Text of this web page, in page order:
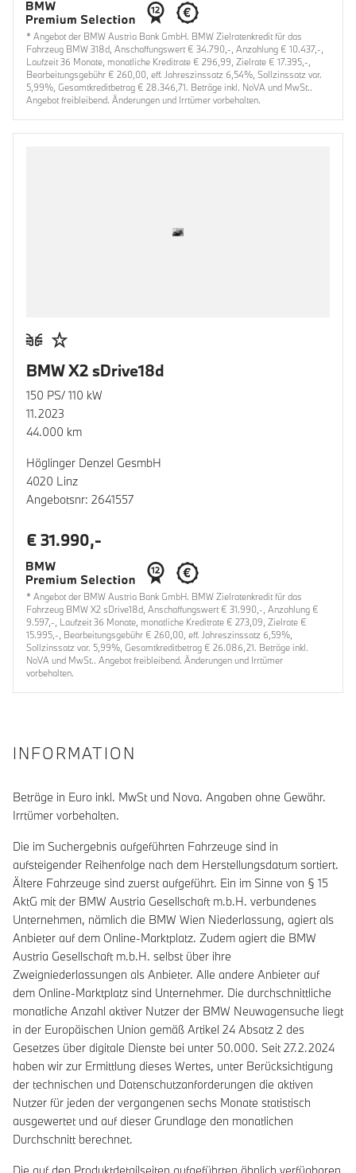
* Angebot der BMW Austria Bank GmbH. BMW Zielratenkredit für das
Fahrzeug BMW 318d, Anschaffungswert € 34.790,-, Anzahlung € 10.437,-,
Laufzeit 36 Monate, monatliche Kreditrate € 296,99, Zielrate € 17.395,-,
Bearbeitungsgebühr € 260,00, eff. Jahreszinssatz 6,54%, Sollzinssatz var.
5,99%, Gesamtkreditbetrag € 28.346,71. Beträge inkl. NoVA und MwSt..
Angebot freibleibend. Änderungen und Irrtümer vorbehalten.
BMW X2 sDrive18d
150 PS/ 110 kW
11.2023
44.000 km
Höglinger Denzel GesmbH
4020 Linz
Angebotsnr: 2641557
€ 31.990,-
* Angebot der BMW Austria Bank GmbH. BMW Zielratenkredit für das
Fahrzeug BMW X2 sDrive18d, Anschaffungswert € 31.990,-, Anzahlung €
9.597,-, Laufzeit 36 Monate, monatliche Kreditrate € 273,09, Zielrate €
15.995,-, Bearbeitungsgebühr € 260,00, eff. Jahreszinssatz 6,59%,
Sollzinssatz var. 5,99%, Gesamtkreditbetrag € 26.086,21. Beträge inkl.
NoVA und MwSt.. Angebot freibleibend. Änderungen und Irrtümer
vorbehalten.
INFORMATION
Beträge in Euro inkl. MwSt und Nova. Angaben ohne Gewähr.
Irrtümer vorbehalten.
Die im Suchergebnis aufgeführten Fahrzeuge sind in
aufsteigender Reihenfolge nach dem Herstellungsdatum sortiert.
Ältere Fahrzeuge sind zuerst aufgeführt. Ein im Sinne von § 15
AktG mit der BMW Austria Gesellschaft m.b.H. verbundenes
Unternehmen, nämlich die BMW Wien Niederlassung, agiert als
Anbieter auf dem Online-Marktplatz. Zudem agiert die BMW
Austria Gesellschaft m.b.H. selbst über ihre
Zweigniederlassungen als Anbieter. Alle andere Anbieter auf
dem Online-Marktplatz sind Unternehmer. Die durchschnittliche
monatliche Anzahl aktiver Nutzer der BMW Neuwagensuche liegt
in der Europäischen Union gemäß Artikel 24 Absatz 2 des
Gesetzes über digitale Dienste bei unter 50.000. Seit 27.2.2024
haben wir zur Ermittlung dieses Wertes, unter Berücksichtigung
der technischen und Datenschutzanforderungen die aktiven
Nutzer für jeden der vergangenen sechs Monate statistisch
ausgewertet und auf dieser Grundlage den monatlichen
Durchschnitt berechnet.